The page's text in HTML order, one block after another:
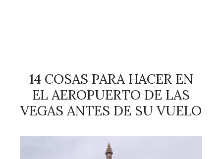
14 COSAS PARA HACER EN
EL AEROPUERTO DE LAS
VEGAS ANTES DE SU VUELO